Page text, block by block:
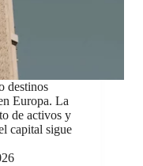
destinos
Europa. La
de activos y
capital sigue